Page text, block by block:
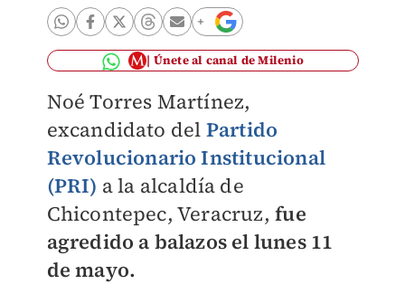
Únete al canal de Milenio
Noé Torres Martínez,
excandidato del Partido
Revolucionario Institucional
(PRI) a la alcaldía de
Chicontepec, Veracruz, fue
agredido a balazos el lunes 11
de mayo.